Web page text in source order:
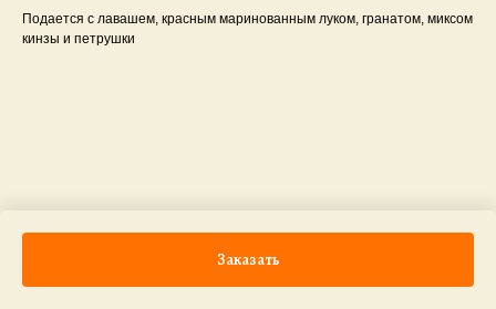
Заказать
Подается с лавашем, красным маринованным луком, гранатом, миксом
кинзы и петрушки